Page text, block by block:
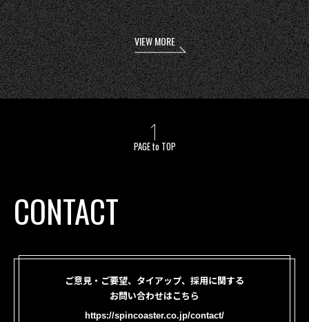
VIEW MORE
PAGE to TOP
CONTACT
ご意見・ご要望、タイアップ、採用に関する
お問い合わせはこちら
https://spincoaster.co.jp/contact/